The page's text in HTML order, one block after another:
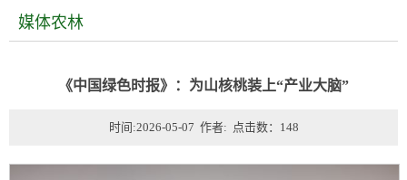
媒体农林
《中国绿色时报》：为山核桃装上“产业大脑”
时间:2026-05-07 作者: 点击数： 148